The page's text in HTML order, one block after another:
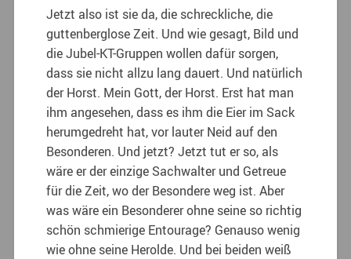
Jetzt also ist sie da, die schreckliche, die
guttenberglose Zeit. Und wie gesagt, Bild und
die Jubel-KT-Gruppen wollen dafür sorgen,
dass sie nicht allzu lang dauert. Und natürlich
der Horst. Mein Gott, der Horst. Erst hat man
ihm angesehen, dass es ihm die Eier im Sack
herumgedreht hat, vor lauter Neid auf den
Besonderen. Und jetzt? Jetzt tut er so, als
wäre er der einzige Sachwalter und Getreue
für die Zeit, wo der Besondere weg ist. Aber
was wäre ein Besonderer ohne seine so richtig
schön schmierige Entourage? Genauso wenig
wie ohne seine Herolde. Und bei beiden weiß